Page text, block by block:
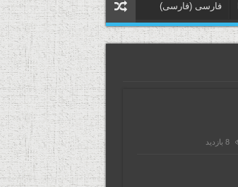
فارسی (فارسی)
8 بازدید